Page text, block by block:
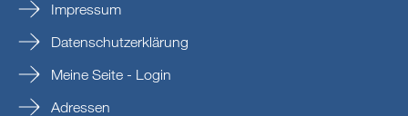
Impressum
Datenschutzerklärung
Meine Seite - Login
Adressen